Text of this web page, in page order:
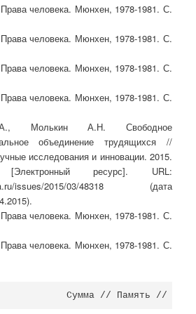
человека. Мюнхен, 1978-1981. С.
человека. Мюнхен, 1978-1981. С.
человека. Мюнхен, 1978-1981. С.
человека. Мюнхен, 1978-1981. С.
Молькин А.Н. Свободное
объединение трудящихся //
исследования и инновации. 2015.
ресурс]. URL:
issues/2015/03/48318 (дата
человека. Мюнхен, 1978-1981. С.
человека. Мюнхен, 1978-1981. С.
Сумма // Память //